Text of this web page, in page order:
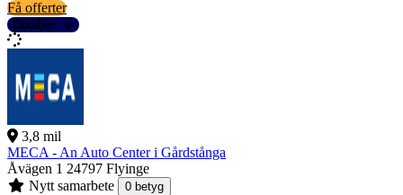
Få offerter
Detaljer
3,8 mil
MECA - An Auto Center i Gårdstånga
Åvägen 1 24797 Flyinge
Nytt samarbete
0 betyg